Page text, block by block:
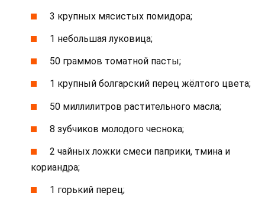
3 крупных мясистых помидора;
1 небольшая луковица;
50 граммов томатной пасты;
1 крупный болгарский перец жёлтого цвета;
50 миллилитров растительного масла;
8 зубчиков молодого чеснока;
2 чайных ложки смеси паприки, тмина и
кориандра;
1 горький перец;